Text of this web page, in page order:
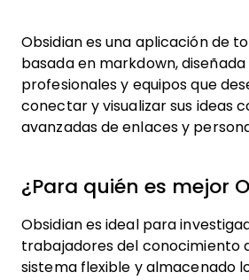
Obsidian es una aplicación de
basada en markdown,
profesionales y equipos que
conectar y visualizar sus ideas
avanzadas de enlaces y
¿Para quién es mejor
Obsidian es ideal para
trabajadores del conocimiento
sistema flexible y almacenado